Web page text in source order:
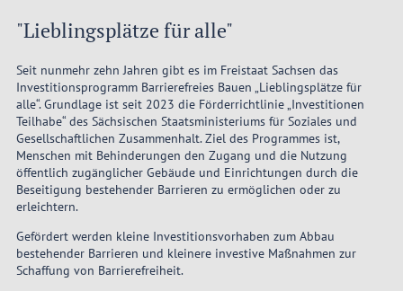
"Lieblingsplätze für alle"
Seit nunmehr zehn Jahren gibt es im Freistaat Sachsen das
Investitionsprogramm Barrierefreies Bauen „Lieblingsplätze für
alle“. Grundlage ist seit 2023 die Förderrichtlinie „Investitionen
Teilhabe“ des Sächsischen Staatsministeriums für Soziales und
Gesellschaftlichen Zusammenhalt. Ziel des Programmes ist,
Menschen mit Behinderungen den Zugang und die Nutzung
öffentlich zugänglicher Gebäude und Einrichtungen durch die
Beseitigung bestehender Barrieren zu ermöglichen oder zu
erleichtern.
Gefördert werden kleine Investitionsvorhaben zum Abbau
bestehender Barrieren und kleinere investive Maßnahmen zur
Schaffung von Barrierefreiheit.